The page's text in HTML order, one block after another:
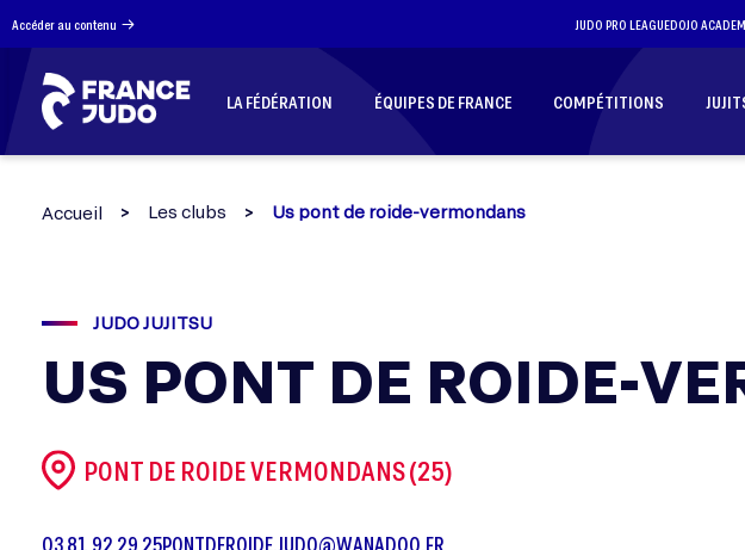
Accéder au contenu JUDO PRO LEAGUEDOJO
LA FÉDÉRATION ÉQUIPES DE FRANCE COMPÉTITIONS
Accueil Les clubs Us pont de roide-vermondans
JUDO JUJITSU
US PONT DE ROIDE-
PONT DE ROIDE VERMONDANS (25)
03 81 92 29 25PONTDEROIDE.JUDO@WANADOO.FR
Panneau de gestion des cookies